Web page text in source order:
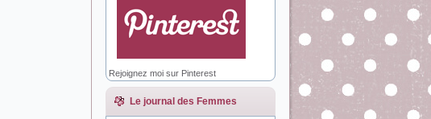
Rejoignez moi sur Pinterest
Le journal des Femmes